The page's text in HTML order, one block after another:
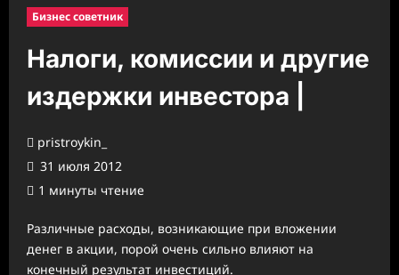
Бизнес советник
Налоги, комиссии и другие
издержки инвестора |
pristroykin_
31 июля 2012
1 минуты чтение
Различные расходы, возникающие при вложении
денег в акции, порой очень сильно влияют на
конечный результат инвестиций.